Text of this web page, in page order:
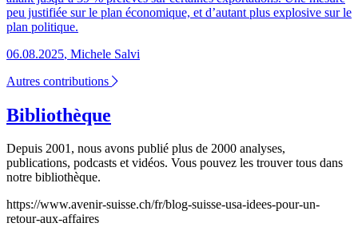
peu justifiée sur le plan économique, et d’autant plus explosive sur le
plan politique.
06.08.2025, Michele Salvi
Autres contributions
Bibliothèque
Depuis 2001, nous avons publié plus de 2000 analyses,
publications, podcasts et vidéos. Vous pouvez les trouver tous dans
notre bibliothèque.
https://www.avenir-suisse.ch/fr/blog-suisse-usa-idees-pour-un-
retour-aux-affaires